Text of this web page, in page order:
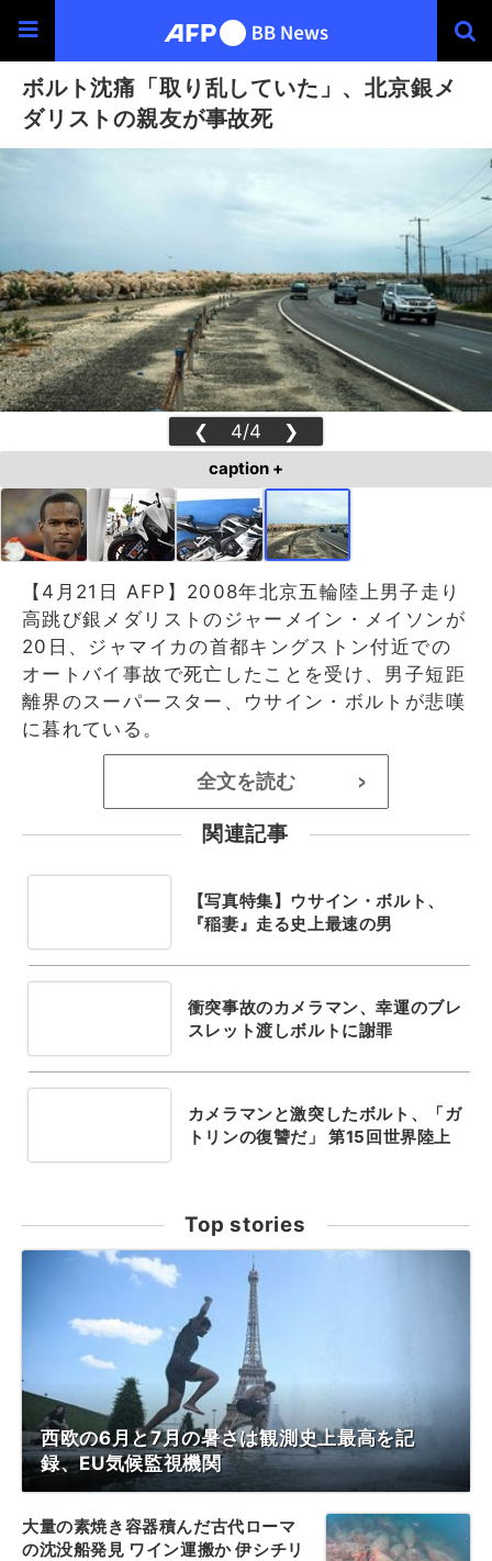
ボルト沈痛「取り乱していた」、北京銀メ
ダリストの親友が事故死
❮ 4/4 ❯
caption +
【4月21日 AFP】2008年北京五輪陸上男子走り
高跳び銀メダリストのジャーメイン・メイソンが
20日、ジャマイカの首都キングストン付近での
オートバイ事故で死亡したことを受け、男子短距
離界のスーパースター、ウサイン・ボルトが悲嘆
に暮れている。
全文を読む >
関連記事
【写真特集】ウサイン・ボルト、
『稲妻』走る史上最速の男
衝突事故のカメラマン、幸運のブレ
スレット渡しボルトに謝罪
カメラマンと激突したボルト、「ガ
トリンの復讐だ」 第15回世界陸上
Top stories
西欧の6月と7月の暑さは観測史上最高を記
録、EU気候監視機関
大量の素焼き容器積んだ古代ローマ
の沈没船発見 ワイン運搬か 伊シチリ